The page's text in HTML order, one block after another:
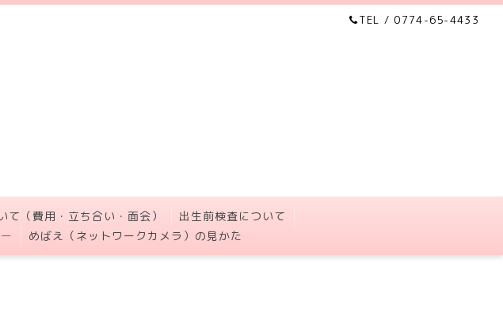
TEL / 0774-65-4433
て（費用・立ち合い・面会）
出生前検査について
めばえ（ネットワークカメラ）の見かた